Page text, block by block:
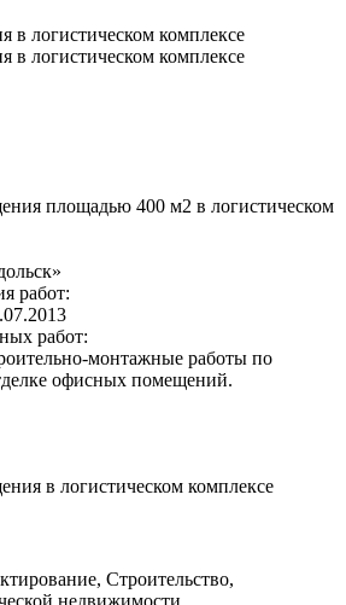
площадью 400 м2 в логистическом
работ:
работ:
монтажные работы по
офисных помещений.
в логистическом комплексе